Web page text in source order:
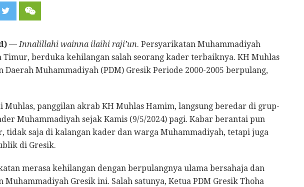
—Innalillahi wainna ilaihi raji’un. Persyarikatan Muhammadiyah
Timur, berduka kehilangan salah seorang kader terbaiknya. KH Muhlas
Daerah Muhammadiyah (PDM) Gresik Periode 2000-2005 berpulang,
Muhlas, panggilan akrab KH Muhlas Hamim, langsung beredar di grup-
Muhammadiyah sejak Kamis (9/5/2024) pagi. Kabar berantai pun
tidak saja di kalangan kader dan warga Muhammadiyah, tetapi juga
di Gresik.
merasa kehilangan dengan berpulangnya ulama bersahaja dan
Gresik ini. Salah satunya, Ketua PDM Gresik Thoha